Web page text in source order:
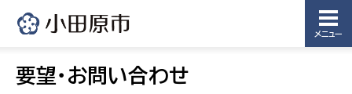
メニュー
要望・お問い合わせ